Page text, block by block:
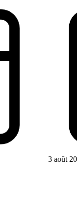
3 août